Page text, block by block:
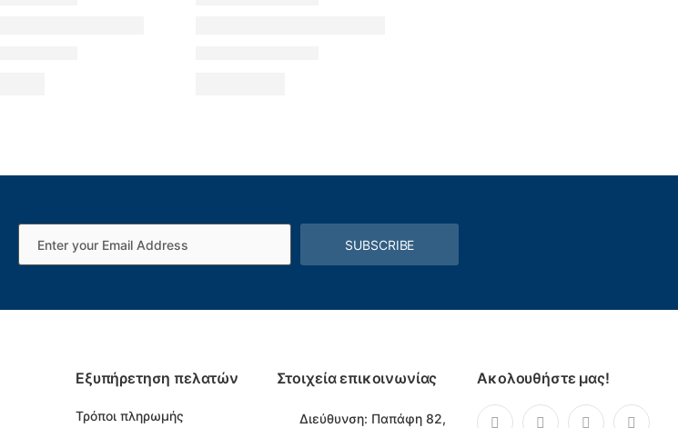
SUBSCRIBE
Εξυπήρετηση πελατών
Τρόποι πληρωμής
Στοιχεία επικοινωνίας
Διεύθυνση: Παπάφη 82,
Ακολουθήστε μας!